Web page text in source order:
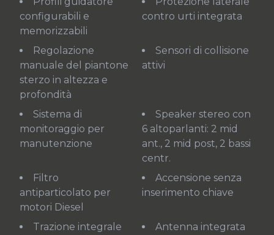
configurabili e
memorizzabili
contro urti integrata
Regolazione
manuale del piantone
sterzo in altezza e
profondità
Sensori di collisione
attivi
Sistema di
monitoraggio per
manutenzione
Speaker stereo con
6 altoparlanti: 2 mid
ant., 2 mid post, 2 bassi
centr.
Filtro
antiparticolato per
motori Diesel
Accensione senza
inserimento chiave
Trazione integrale
Antenna integrata